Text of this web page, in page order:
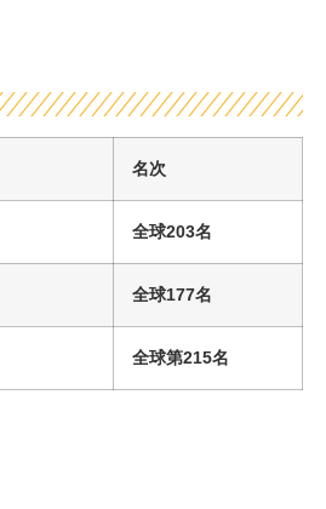
名次
全球203名
全球177名
全球第215名